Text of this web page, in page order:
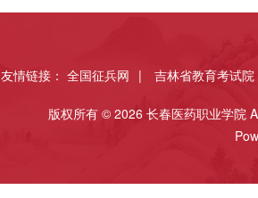
友情链接： 全国征兵网 | 吉林省教育考试院
版权所有 © 2026 长春医药职业学院